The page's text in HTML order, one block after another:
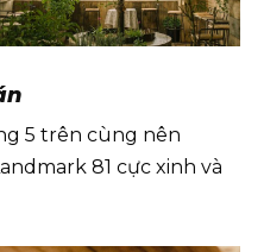
5 trên cùng nên
81 cực xinh và